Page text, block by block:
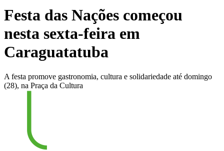
Festa das Nações começou
nesta sexta-feira em
Caraguatatuba
A festa promove gastronomia, cultura e solidariedade até domingo
(28), na Praça da Cultura